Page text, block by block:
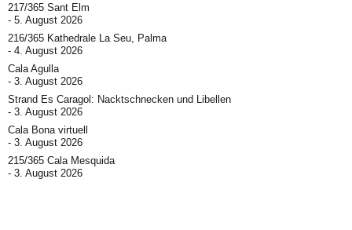
217/365 Sant Elm
5. August 2026
216/365 Kathedrale La Seu, Palma
4. August 2026
Cala Agulla
3. August 2026
Strand Es Caragol: Nacktschnecken und Libellen
3. August 2026
Cala Bona virtuell
3. August 2026
215/365 Cala Mesquida
3. August 2026